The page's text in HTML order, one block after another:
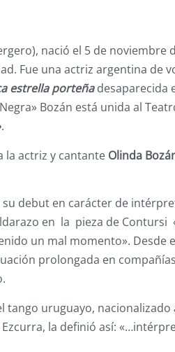
nació el 5 de noviembre
Fue una actriz argentina de
estrella porteñadesaparecida
Bozán está unida al
.
la actriz y cantante Olinda
su debut en carácter de
en la pieza de Contursi
un mal momento». Desde
prolongada en
uruguayo,
la definió así: